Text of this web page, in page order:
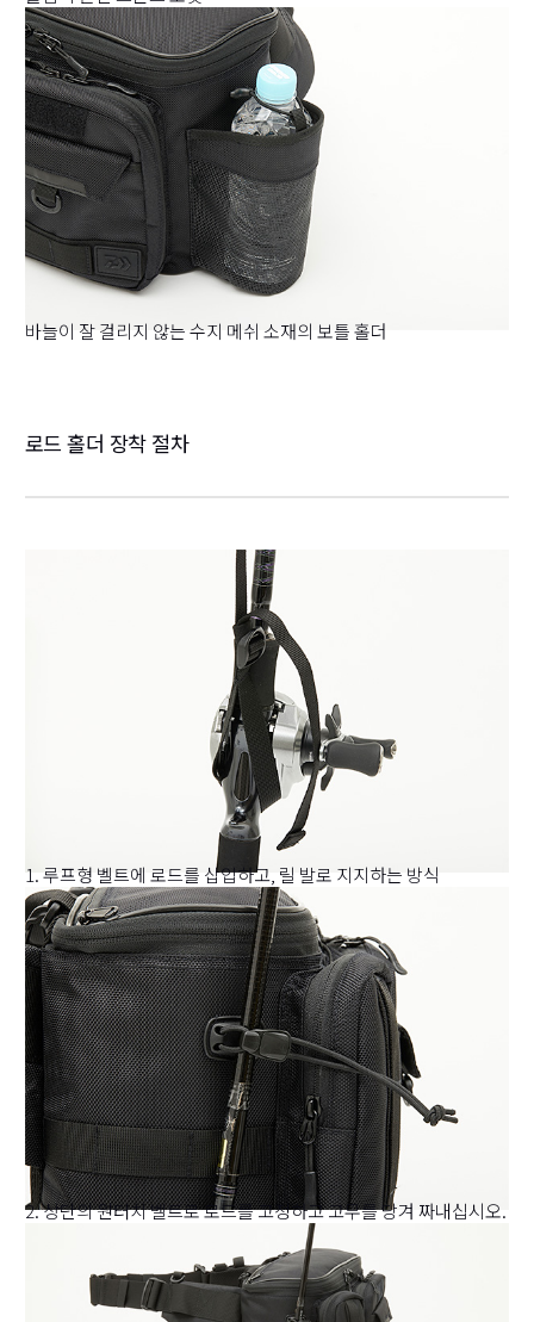
바늘이 잘 걸리지 않는 수지 메쉬 소재의 보틀 홀더
로드 홀더 장착 절차
1. 루프형 벨트에 로드를 삽입하고, 릴 발로 지지하는 방식
2. 상단의 원터치 벨트로 로드를 고정하고 고무를 당겨 짜내십시오.